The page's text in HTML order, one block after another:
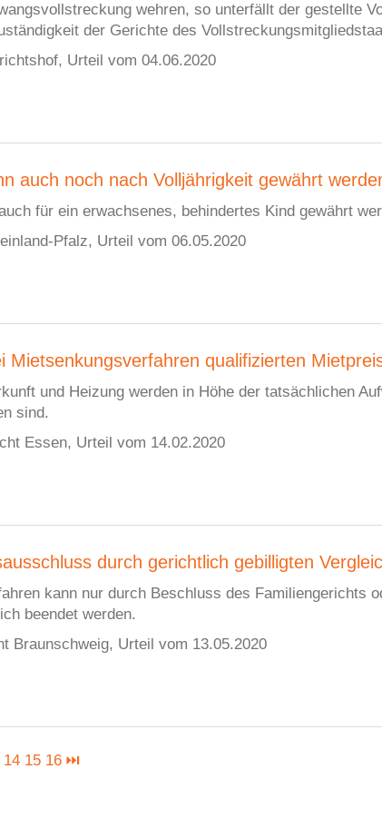
wehren, so unterfällt der gestellte
der Gerichte des
Urteil vom 04.06.2020
auch noch nach Volljährigkeit gewährt
für ein erwachsenes, behindertes Kind gewährt
Pfalz, Urteil vom 06.05.2020
Mietsenkungsverfahren qualifizierten
und Heizung werden in Höhe der tatsächlichen
sind.
Essen, Urteil vom 14.02.2020
durch gerichtlich gebilligten
kann nur durch Beschluss des Familiengerichts
beendet werden.
Braunschweig, Urteil vom 13.05.2020
14 15 16 ⏭